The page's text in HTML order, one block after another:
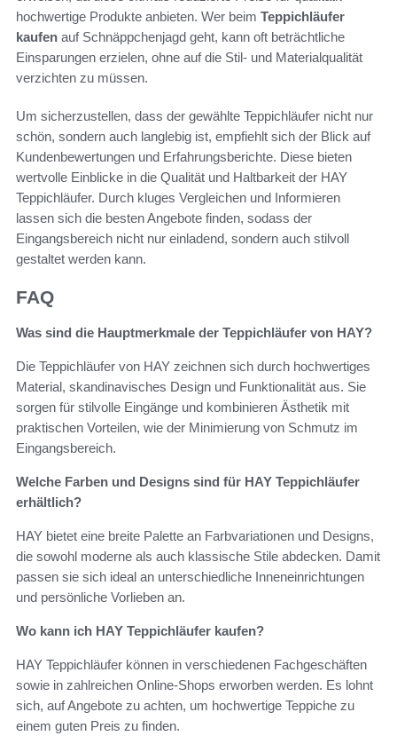
hochwertige Produkte anbieten. Wer beim Teppichläufer
kaufen auf Schnäppchenjagd geht, kann oft beträchtliche
Einsparungen erzielen, ohne auf die Stil- und Materialqualität
verzichten zu müssen.
Um sicherzustellen, dass der gewählte Teppichläufer nicht nur
schön, sondern auch langlebig ist, empfiehlt sich der Blick auf
Kundenbewertungen und Erfahrungsberichte. Diese bieten
wertvolle Einblicke in die Qualität und Haltbarkeit der HAY
Teppichläufer. Durch kluges Vergleichen und Informieren
lassen sich die besten Angebote finden, sodass der
Eingangsbereich nicht nur einladend, sondern auch stilvoll
gestaltet werden kann.
FAQ
Was sind die Hauptmerkmale der Teppichläufer von HAY?
Die Teppichläufer von HAY zeichnen sich durch hochwertiges
Material, skandinavisches Design und Funktionalität aus. Sie
sorgen für stilvolle Eingänge und kombinieren Ästhetik mit
praktischen Vorteilen, wie der Minimierung von Schmutz im
Eingangsbereich.
Welche Farben und Designs sind für HAY Teppichläufer
erhältlich?
HAY bietet eine breite Palette an Farbvariationen und Designs,
die sowohl moderne als auch klassische Stile abdecken. Damit
passen sie sich ideal an unterschiedliche Inneneinrichtungen
und persönliche Vorlieben an.
Wo kann ich HAY Teppichläufer kaufen?
HAY Teppichläufer können in verschiedenen Fachgeschäften
sowie in zahlreichen Online-Shops erworben werden. Es lohnt
sich, auf Angebote zu achten, um hochwertige Teppiche zu
einem guten Preis zu finden.